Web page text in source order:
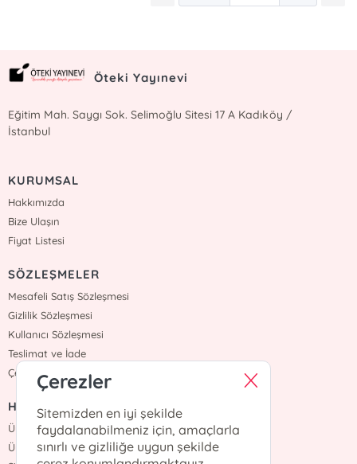
Öteki Yayınevi
Eğitim Mah. Saygı Sok. Selimoğlu Sitesi 17 A Kadıköy /
İstanbul
KURUMSAL
Hakkımızda
Bize Ulaşın
Fiyat Listesi
SÖZLEŞMELER
Mesafeli Satış Sözleşmesi
Gizlilik Sözleşmesi
Kullanıcı Sözleşmesi
Teslimat ve İade
Çerez Politikasi
HIZLI ERİŞİM
Üye Ol
Üye Giriş
Çerezler
Sitemizden en iyi şekilde
faydalanabilmeniz için, amaçlarla
sınırlı ve gizliliğe uygun şekilde